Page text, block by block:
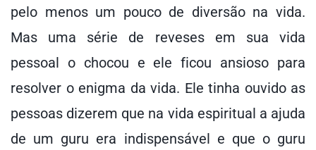
pelo menos um pouco de diversão na vida.
Mas uma série de reveses em sua vida
pessoal o chocou e ele ficou ansioso para
resolver o enigma da vida. Ele tinha ouvido as
pessoas dizerem que na vida espiritual a ajuda
de um guru era indispensável e que o guru